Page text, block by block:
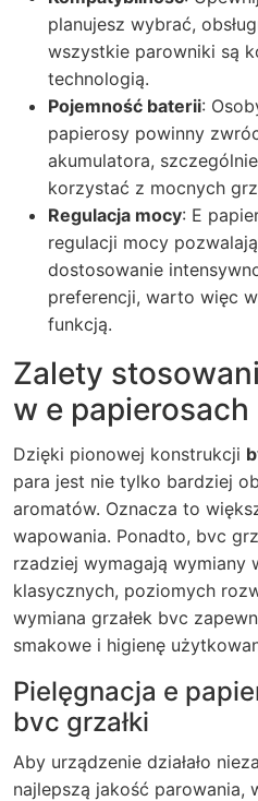
planujesz wybrać,
wszystkie parowniki są
technologią.
Pojemność baterii:
papierosy powinny
akumulatora,
korzystać z mocnych
Regulacja mocy: E
regulacji mocy
dostosowanie
preferencji, warto więc
funkcją.
Zalety
w e papierosach
Dzięki pionowej konstrukcji
para jest nie tylko bardziej
aromatów. Oznacza to
wapowania. Ponadto, bvc
rzadziej wymagają wymiany
klasycznych, poziomych
wymiana grzałek bvc
smakowe i higienę
Pielęgnacja e
bvc grzałki
Aby urządzenie działało
najlepszą jakość parowania,